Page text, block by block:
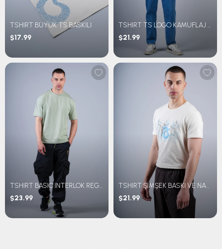
TSHIRT BÜYÜK TS BASKILI
$17.99
TSHIRT TS LOGO KAMUFLAJ DESEN
$21.99
TSHIRT BASIC INTERLOK REGULAR FİT
$23.99
TSHIRT ŞİMŞEK BASKI VE NAKIŞLI
$21.99